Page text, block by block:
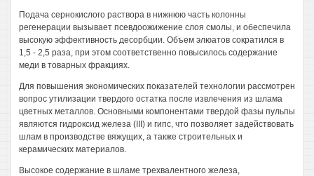
Подача сернокислого раствора в нижнюю часть колонны
регенерации вызывает псевдоожижение слоя смолы, и обеспечила
высокую эффективность десорбции. Объем элюатов сократился в
1,5 - 2,5 раза, при этом соответственно повысилось содержание
меди в товарных фракциях.
Для повышения экономических показателей технологии рассмотрен
вопрос утилизации твердого остатка после извлечения из шлама
цветных металлов. Основными компонентами твердой фазы пульпы
являются гидроксид железа (III) и гипс, что позволяет задействовать
шлам в производстве вяжущих, а также строительных и
керамических материалов.
Высокое содержание в шламе трехвалентного железа,